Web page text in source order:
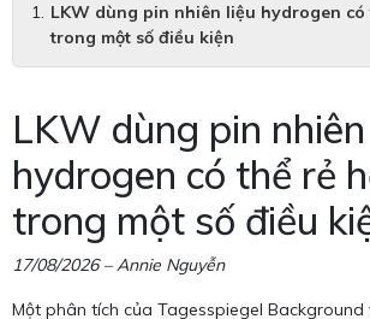
LKW dùng pin nhiên liệu hydrogen có
trong một số điều kiện
LKW dùng pin
hydrogen có thể rẻ
trong một số điều
17/08/2026 – Annie Nguyễn
Một phân tích của Tagesspiegel Background